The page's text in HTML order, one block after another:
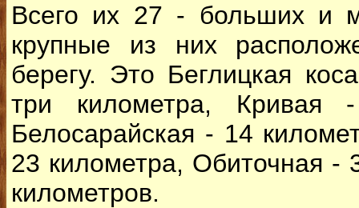
Всего их 27 - больших и
крупные из них
берегу. Это Беглицкая
три километра, Кривая
Белосарайская - 14
23 километра, Обиточная -
километров.